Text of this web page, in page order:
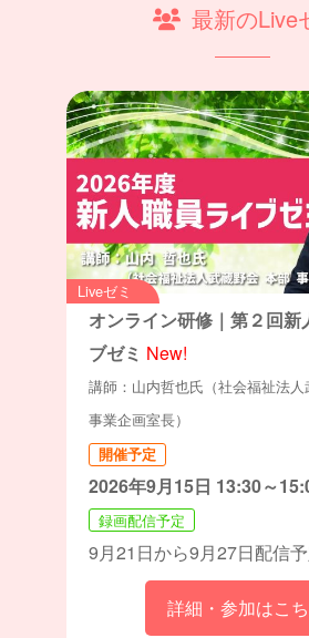
最新のLive
Liveゼミ
オンライン研修｜第２回新
ブゼミ New!
講師：山内哲也氏（社会福祉法
事業企画室長）
開催予定
2026年9月15日 13:30～
録画配信予定
9月21日から9月27日配信
詳細・参加はこ